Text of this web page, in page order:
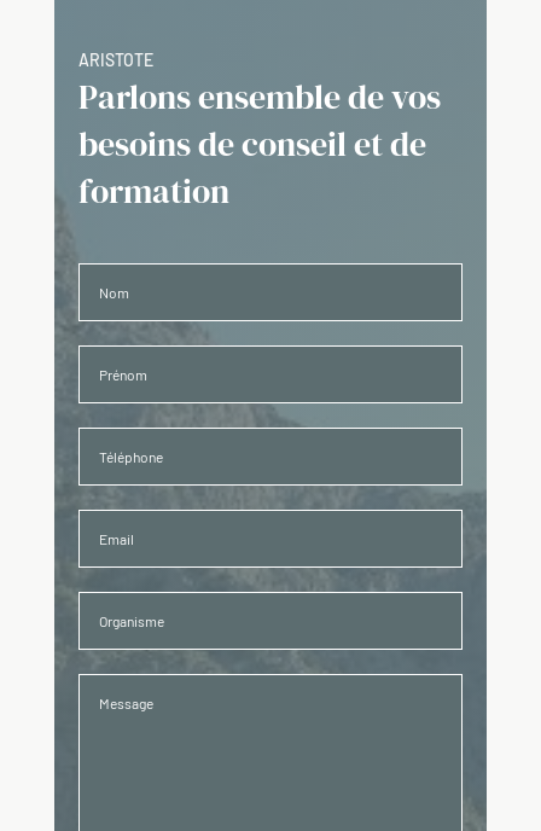
ARISTOTE
Parlons ensemble de vos
besoins de conseil et de
formation